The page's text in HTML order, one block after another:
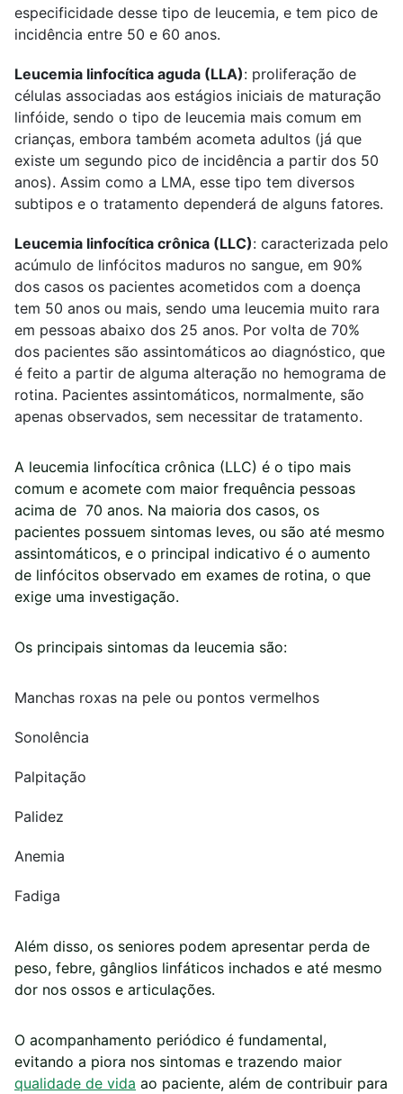
especificidade desse tipo de leucemia, e tem pico de
incidência entre 50 e 60 anos.
Leucemia linfocítica aguda (LLA): proliferação de
células associadas aos estágios iniciais de maturação
linfóide, sendo o tipo de leucemia mais comum em
crianças, embora também acometa adultos (já que
existe um segundo pico de incidência a partir dos 50
anos). Assim como a LMA, esse tipo tem diversos
subtipos e o tratamento dependerá de alguns fatores.
Leucemia linfocítica crônica (LLC): caracterizada pelo
acúmulo de linfócitos maduros no sangue, em 90%
dos casos os pacientes acometidos com a doença
tem 50 anos ou mais, sendo uma leucemia muito rara
em pessoas abaixo dos 25 anos. Por volta de 70%
dos pacientes são assintomáticos ao diagnóstico, que
é feito a partir de alguma alteração no hemograma de
rotina. Pacientes assintomáticos, normalmente, são
apenas observados, sem necessitar de tratamento.
A leucemia linfocítica crônica (LLC) é o tipo mais
comum e acomete com maior frequência pessoas
acima de 70 anos. Na maioria dos casos, os
pacientes possuem sintomas leves, ou são até mesmo
assintomáticos, e o principal indicativo é o aumento
de linfócitos observado em exames de rotina, o que
exige uma investigação.
Os principais sintomas da leucemia são:
Manchas roxas na pele ou pontos vermelhos
Sonolência
Palpitação
Palidez
Anemia
Fadiga
Além disso, os seniores podem apresentar perda de
peso, febre, gânglios linfáticos inchados e até mesmo
dor nos ossos e articulações.
O acompanhamento periódico é fundamental,
evitando a piora nos sintomas e trazendo maior
qualidade de vida ao paciente, além de contribuir para